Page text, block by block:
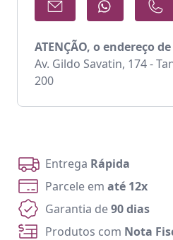
ATENÇÃO, o endereço
Av. Gildo Savatin, 174 -
200
Entrega Rápida
Parcele em até 12x
Garantia de90 dias
Produtos com Nota